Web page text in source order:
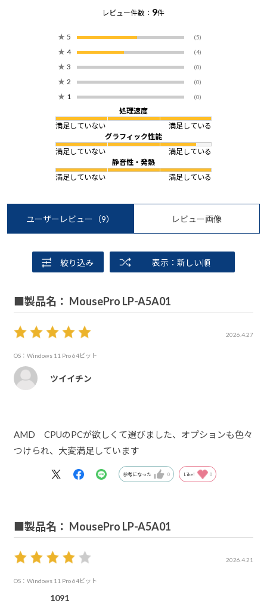
レビュー件数： 9件
★ 5 (5)
★ 4 (4)
★ 3 (0)
★ 2 (0)
★ 1 (0)
処理速度
満足していない
満足している
グラフィック性能
満足していない
満足している
静音性・発熱
満足していない
満足している
ユーザーレビュー （9） レビュー画像
絞り込み 表示：新しい順
■製品名： MousePro LP-A5A01
2026.4.27
OS：Windows 11 Pro 64ビット
ツイイチン
AMD CPUのPCが欲しくて選びました、オプションも色々
つけられ、大変満足しています
参考になった 0 Like! 0
■製品名： MousePro LP-A5A01
2026.4.21
OS：Windows 11 Pro 64ビット
1091